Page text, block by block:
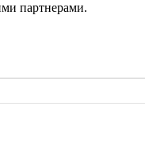
партнерами.